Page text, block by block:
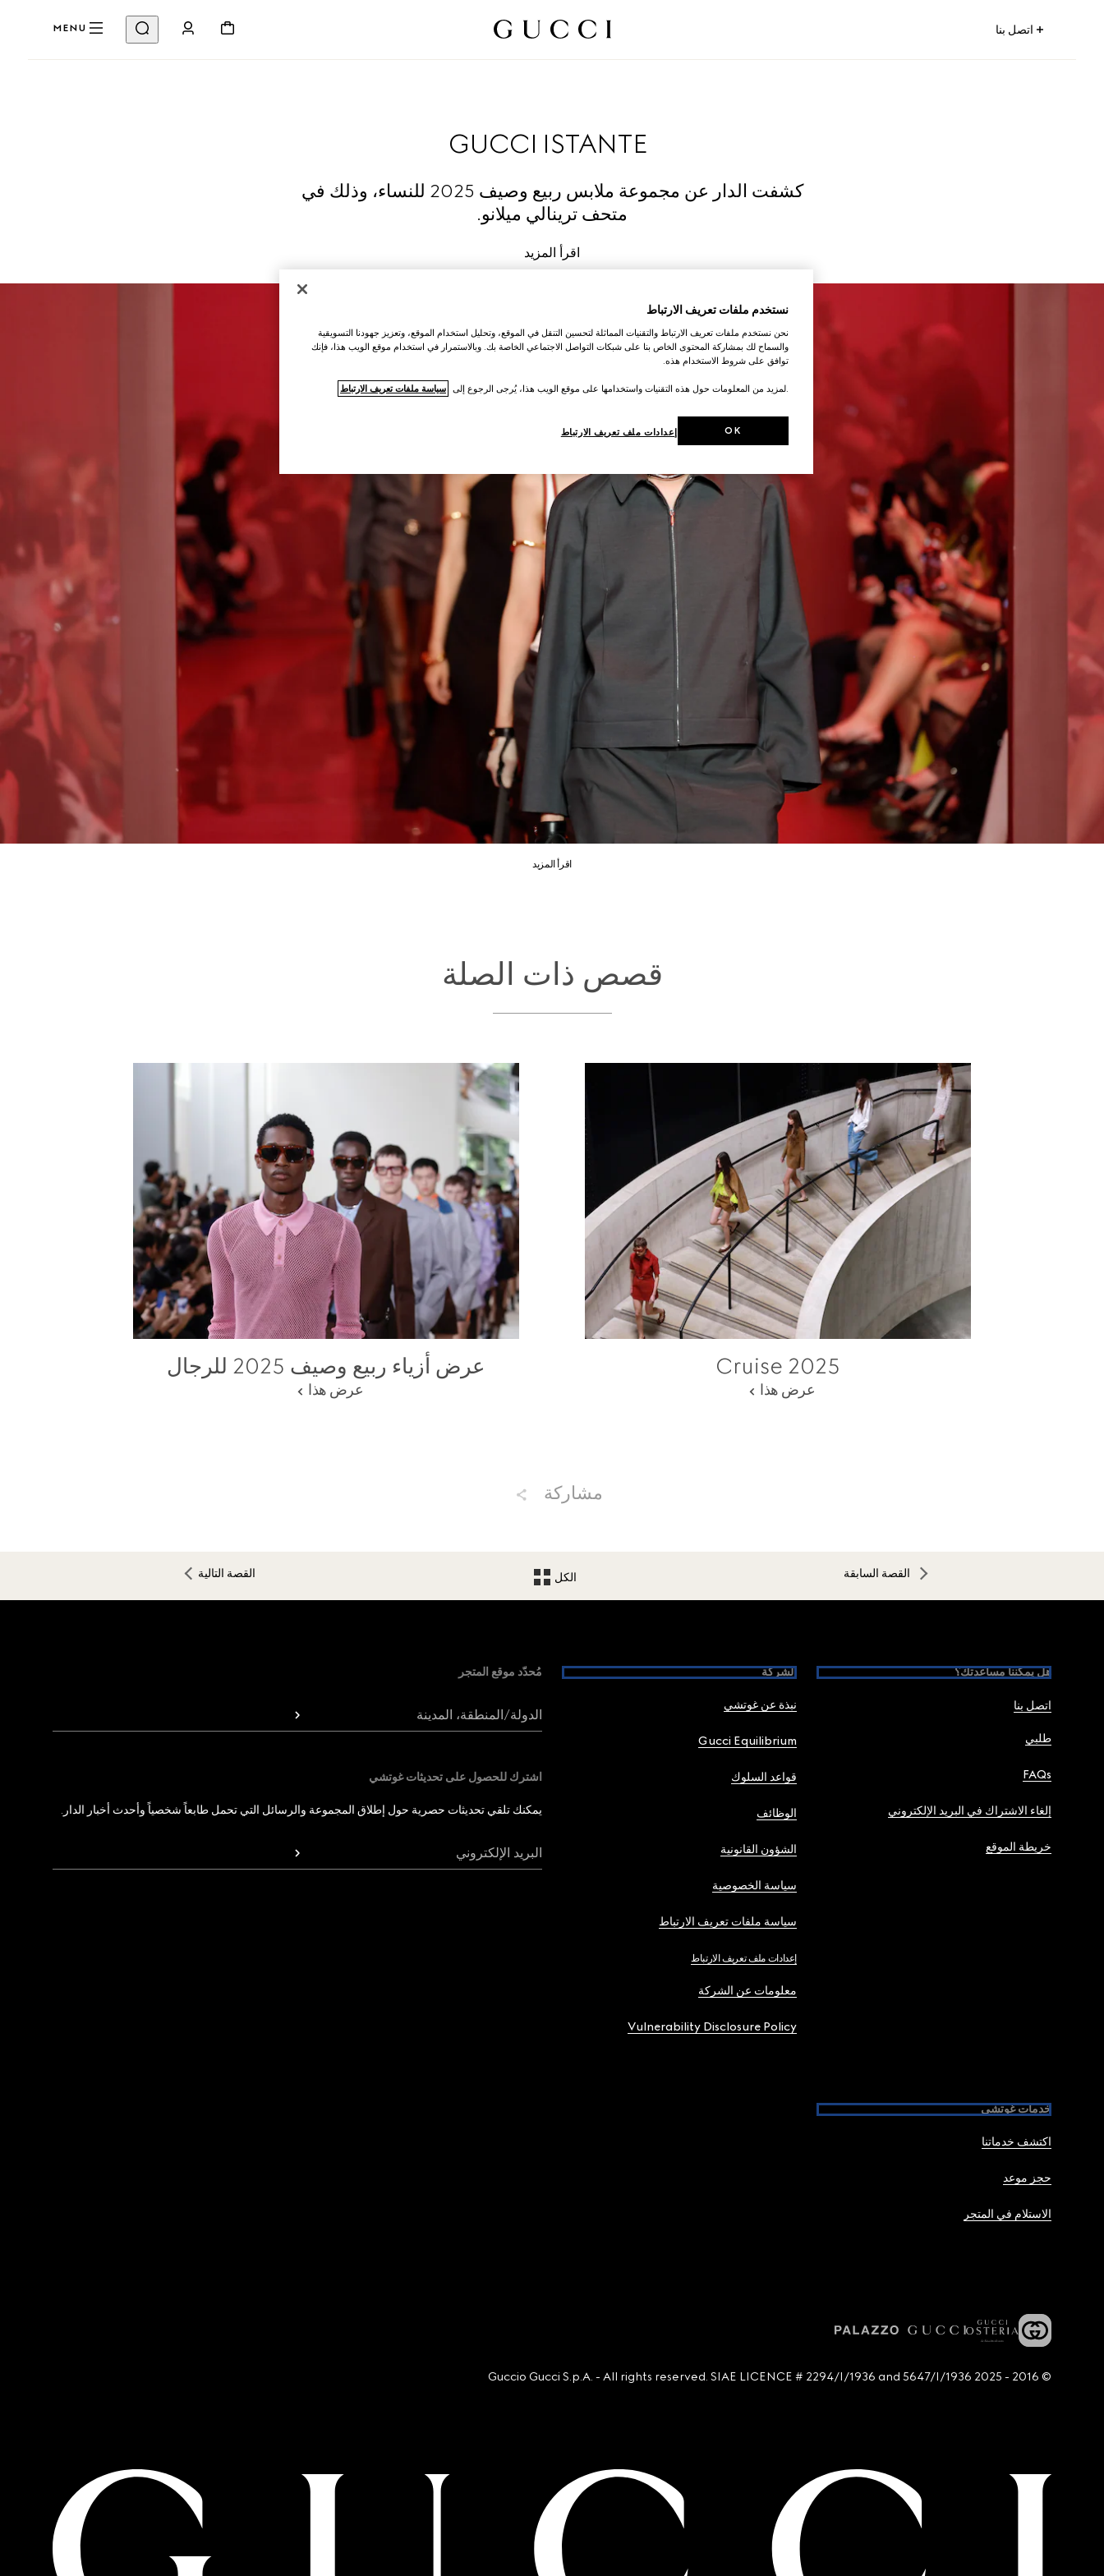
اتصل بنا MENU
GUCCI ISTANTE
كشفت الدار عن مجموعة ملابس ربيع وصيف 2025 للنساء، وذلك في
متحف ترينالي ميلانو.
اقرأ المزيد
اقرأ المزيد
قصص ذات الصلة
Cruise 2025
عرض هذا
عرض أزياء ربيع وصيف 2025 للرجال
عرض هذا
مشاركة
القصة السابقة الكل القصة التالية
هل يمكننا مساعدتك؟
اتصل بنا
طلبي
FAQs
إلغاء الاشتراك في البريد الإلكتروني
خريطة الموقع
الشركة
نبذة عن غوتشي
Gucci Equilibrium
قواعد السلوك
الوظائف
الشؤون القانونية
سياسة الخصوصية
سياسة ملفات تعريف الارتباط
إعدادات ملف تعريف الارتباط
معلومات عن الشركة
Vulnerability Disclosure Policy
خدمات غوتشي
اكتشف خدماتنا
حجز موعد
الاستلام في المتجر
مُحدّد موقع المتجر
الدولة/المنطقة، المدينة
اشترك للحصول على تحديثات غوتشي
يمكنك تلقي تحديثات حصرية حول إطلاق المجموعة والرسائل التي تحمل طابعاً شخصياً وأحدث أخبار الدار.
البريد الإلكتروني
© 2016 - 2025 Guccio Gucci S.p.A. - All rights reserved. SIAE LICENCE # 2294/I/1936 and 5647/I/1936
نستخدم ملفات تعريف الارتباط
نحن نستخدم ملفات تعريف الارتباط والتقنيات المماثلة لتحسين التنقل في الموقع، وتحليل استخدام الموقع، وتعزيز جهودنا التسويقية
والسماح لك بمشاركة المحتوى الخاص بنا على شبكات التواصل الاجتماعي الخاصة بك. وبالاستمرار في استخدام موقع الويب هذا، فإنك
توافق على شروط الاستخدام هذه.
.لمزيد من المعلومات حول هذه التقنيات واستخدامها على موقع الويب هذا، يُرجى الرجوع إلى سياسة ملفات تعريف الارتباط
إعدادات ملف تعريف الارتباط OK